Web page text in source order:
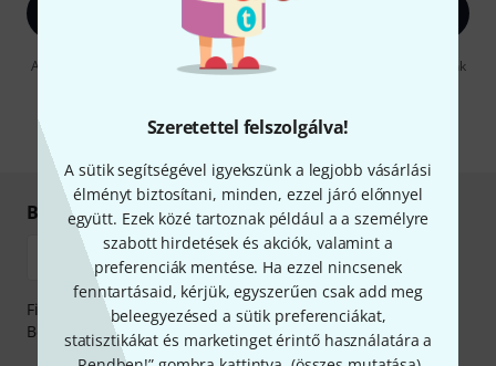
Szeretettel felszolgálva!
A sütik segítségével igyekszünk a legjobb vásárlási
élményt biztosítani, minden, ezzel járó előnnyel
együtt. Ezek közé tartoznak például a a személyre
szabott hirdetések és akciók, valamint a
preferenciák mentése. Ha ezzel nincsenek
fenntartásaid, kérjük, egyszerűen csak add meg
beleegyezésed a sütik preferenciákat,
statisztikákat és marketinget érintő használatára a
Bejelentkezés
A "Bejelentkezés" gombra kattintva elfogadja, hogy e-mailben küldjünk
* Kitöltés kötelező
Biztonságos vásárlás és fizetés
Fizessen biztonságosan, titkosítással: Banki átutalás vagy
Betéti- vagy hitelkártya segítségével